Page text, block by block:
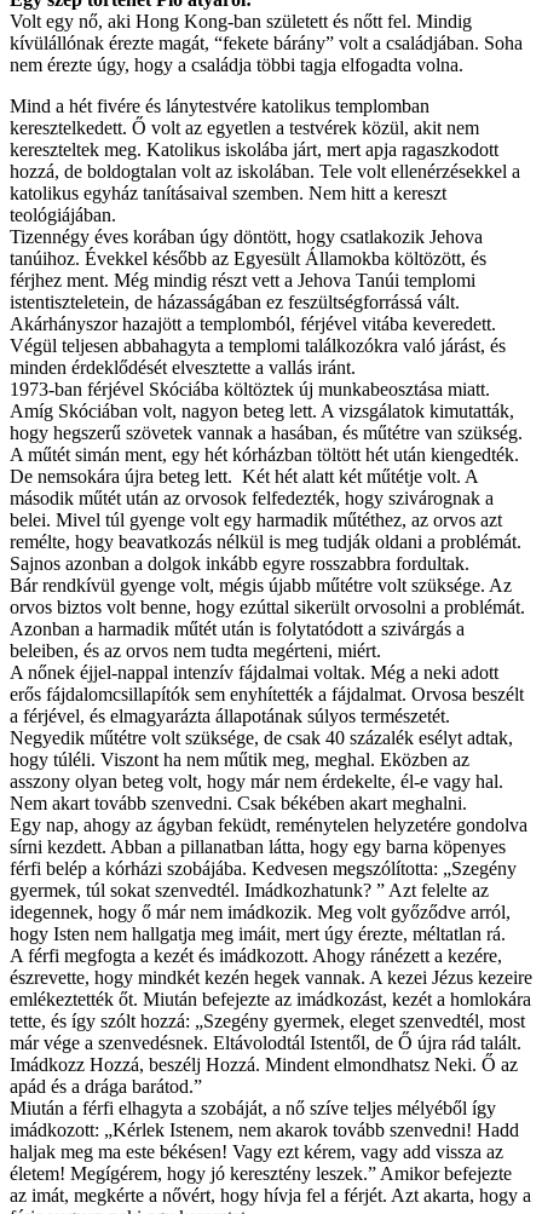
Volt egy nő, aki Hong Kong-ban született és nőtt fel. Mindig
kívülállónak érezte magát, “fekete bárány” volt a családjában. Soha
nem érezte úgy, hogy a családja többi tagja elfogadta volna.
Mind a hét fivére és lánytestvére katolikus templomban
keresztelkedett. Ő volt az egyetlen a testvérek közül, akit nem
kereszteltek meg. Katolikus iskolába járt, mert apja ragaszkodott
hozzá, de boldogtalan volt az iskolában. Tele volt ellenérzésekkel a
katolikus egyház tanításaival szemben. Nem hitt a kereszt
teológiájában.
Tizennégy éves korában úgy döntött, hogy csatlakozik Jehova
tanúihoz. Évekkel később az Egyesült Államokba költözött, és
férjhez ment. Még mindig részt vett a Jehova Tanúi templomi
istentiszteletein, de házasságában ez feszültségforrássá vált.
Akárhányszor hazajött a templomból, férjével vitába keveredett.
Végül teljesen abbahagyta a templomi találkozókra való járást, és
minden érdeklődését elvesztette a vallás iránt.
1973-ban férjével Skóciába költöztek új munkabeosztása miatt.
Amíg Skóciában volt, nagyon beteg lett. A vizsgálatok kimutatták,
hogy hegszerű szövetek vannak a hasában, és műtétre van szükség.
A műtét simán ment, egy hét kórházban töltött hét után kiengedték.
De nemsokára újra beteg lett. Két hét alatt két műtétje volt. A
második műtét után az orvosok felfedezték, hogy szivárognak a
belei. Mivel túl gyenge volt egy harmadik műtéthez, az orvos azt
remélte, hogy beavatkozás nélkül is meg tudják oldani a problémát.
Sajnos azonban a dolgok inkább egyre rosszabbra fordultak.
Bár rendkívül gyenge volt, mégis újabb műtétre volt szüksége. Az
orvos biztos volt benne, hogy ezúttal sikerült orvosolni a problémát.
Azonban a harmadik műtét után is folytatódott a szivárgás a
beleiben, és az orvos nem tudta megérteni, miért.
A nőnek éjjel-nappal intenzív fájdalmai voltak. Még a neki adott
erős fájdalomcsillapítók sem enyhítették a fájdalmat. Orvosa beszélt
a férjével, és elmagyarázta állapotának súlyos természetét.
Negyedik műtétre volt szüksége, de csak 40 százalék esélyt adtak,
hogy túléli. Viszont ha nem műtik meg, meghal. Eközben az
asszony olyan beteg volt, hogy már nem érdekelte, él-e vagy hal.
Nem akart tovább szenvedni. Csak békében akart meghalni.
Egy nap, ahogy az ágyban feküdt, reménytelen helyzetére gondolva
sírni kezdett. Abban a pillanatban látta, hogy egy barna köpenyes
férfi belép a kórházi szobájába. Kedvesen megszólította: „Szegény
gyermek, túl sokat szenvedtél. Imádkozhatunk? ” Azt felelte az
idegennek, hogy ő már nem imádkozik. Meg volt győződve arról,
hogy Isten nem hallgatja meg imáit, mert úgy érezte, méltatlan rá.
A férfi megfogta a kezét és imádkozott. Ahogy ránézett a kezére,
észrevette, hogy mindkét kezén hegek vannak. A kezei Jézus kezeire
emlékeztették őt. Miután befejezte az imádkozást, kezét a homlokára
tette, és így szólt hozzá: „Szegény gyermek, eleget szenvedtél, most
már vége a szenvedésnek. Eltávolodtál Istentől, de Ő újra rád talált.
Imádkozz Hozzá, beszélj Hozzá. Mindent elmondhatsz Neki. Ő az
apád és a drága barátod.”
Miután a férfi elhagyta a szobáját, a nő szíve teljes mélyéből így
imádkozott: „Kérlek Istenem, nem akarok tovább szenvedni! Hadd
haljak meg ma este békésen! Vagy ezt kérem, vagy add vissza az
életem! Megígérem, hogy jó keresztény leszek.” Amikor befejezte
az imát, megkérte a nővért, hogy hívja fel a férjét. Azt akarta, hogy a